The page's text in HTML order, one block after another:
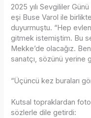
2025 yılı Sevgililer
eşi Buse Varol ile
duyurmuştu. “Hep
gitmek istemiştim. Bu
Mekke’de olacağız.
sanatçı, sözünü yerine
“Üçüncü kez buraları
Kutsal topraklardan
sözlerle dile getirdi: